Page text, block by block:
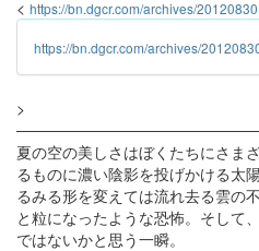
< https://bn.dgcr.com/archives/
https://bn.dgcr.com/archives/
>
夏の空の美しさはぼくたちにさま
るものに濃い陰影を投げかける太
るみる形を変えては流れ去る雲の
と粒になったような恐怖。そして
ではないかと思う一瞬。